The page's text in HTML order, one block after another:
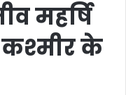
महर्षि
के